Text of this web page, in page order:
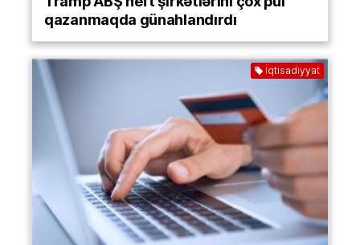
qazanmaqda günahlandırdı
İqtisadiyyat